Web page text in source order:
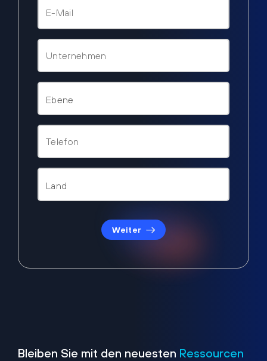
Weiter
Bleiben Sie mit den neuesten Ressourcen